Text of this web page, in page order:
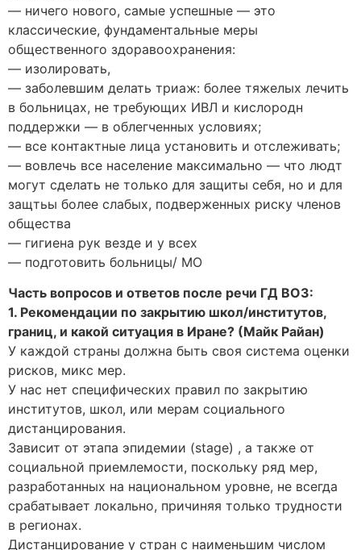
— ничего нового, самые успешные — это
классические, фундаментальные меры
общественного здоравоохранения:
— изолировать,
— заболевшим делать триаж: более тяжелых лечить
в больницах, не требующих ИВЛ и кислородн
поддержки — в облегченных условиях;
— все контактные лица установить и отслеживать;
— вовлечь все население максимально — что людт
могут сделать не только для защиты себя, но и для
защтьы более слабых, подверженных риску членов
общества
— гигиена рук везде и у всех
— подготовить больницы/ МО
Часть вопросов и ответов после речи ГД ВОЗ:
1. Рекомендации по закрытию школ/институтов,
границ, и какой ситуация в Иране? (Майк Райан)
У каждой страны должна быть своя система оценки
рисков, микс мер.
У нас нет специфических правил по закрытию
институтов, школ, или мерам социального
дистанцирования.
Зависит от этапа эпидемии (stage) , а также от
социальной приемлемости, поскольку ряд мер,
разработанных на национальном уровне, не всегда
срабатывает локально, причиняя только трудности
в регионах.
Дистанцирование у стран с наименьшим числом